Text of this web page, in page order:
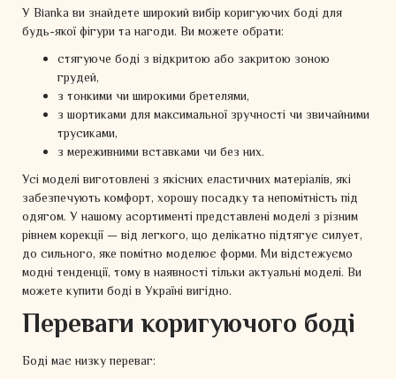
У Bianka ви знайдете широкий вибір коригуючих боді для
будь-якої фігури та нагоди. Ви можете обрати:
стягуюче боді з відкритою або закритою зоною
грудей,
з тонкими чи широкими бретелями,
з шортиками для максимальної зручності чи звичайними
трусиками,
з мереживними вставками чи без них.
Усі моделі виготовлені з якісних еластичних матеріалів, які
забезпечують комфорт, хорошу посадку та непомітність під
одягом. У нашому асортименті представлені моделі з різним
рівнем корекції — від легкого, що делікатно підтягує силует,
до сильного, яке помітно моделює форми. Ми відстежуємо
модні тенденції, тому в наявності тільки актуальні моделі. Ви
можете купити боді в Україні вигідно.
Переваги коригуючого боді
Боді має низку переваг: